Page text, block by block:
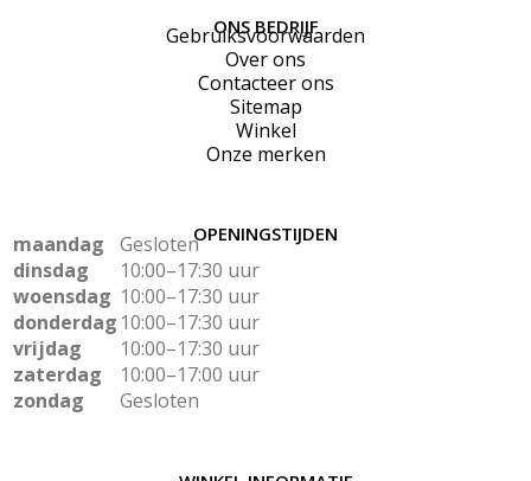
ONS BEDRIJF
Gebruiksvoorwaarden
Over ons
Contacteer ons
Sitemap
Winkel
Onze merken
OPENINGSTIJDEN
maandag
Gesloten
dinsdag
10:00–17:30 uur
woensdag 10:00–17:30 uur
donderdag 10:00–17:30 uur
vrijdag
10:00–17:30 uur
zaterdag
10:00–17:00 uur
zondag
Gesloten